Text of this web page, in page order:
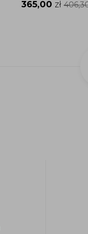
365,00 zł